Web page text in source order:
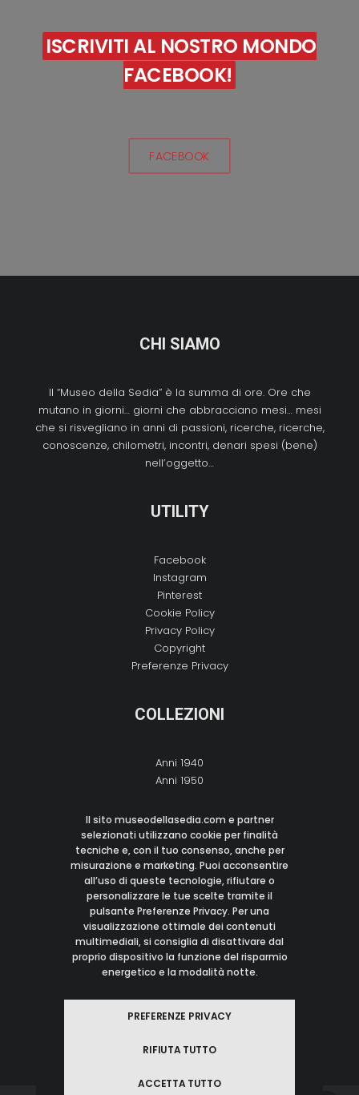
ISCRIVITI AL NOSTRO MONDO
FACEBOOK!
FACEBOOK
CHI SIAMO
Il “Museo della Sedia” è la summa di ore. Ore che
mutano in giorni… giorni che abbracciano mesi… mesi
che si risvegliano in anni di passioni, ricerche, ricerche,
conoscenze, chilometri, incontri, denari spesi (bene)
nell’oggetto…
UTILITY
Facebook
Instagram
Pinterest
Cookie Policy
Privacy Policy
Copyright
Preferenze Privacy
COLLEZIONI
Anni 1940
Anni 1950
Anni 1970
Anni 1980
Anni 1990
Anni 2000
CONTATTI
M:info@museodellasedia.com
© 2021 Museo Della Sedia
Tutti i Diritti Riservati
Il sito museodellasedia.com e partner
selezionati utilizzano cookie per finalità
tecniche e, con il tuo consenso, anche per
misurazione e marketing. Puoi acconsentire
all’uso di queste tecnologie, rifiutare o
personalizzare le tue scelte tramite il
pulsante Preferenze Privacy. Per una
visualizzazione ottimale dei contenuti
multimediali, si consiglia di disattivare dal
proprio dispositivo la funzione del risparmio
energetico e la modalità notte.
PREFERENZE PRIVACY
RIFIUTA TUTTO
ACCETTA TUTTO